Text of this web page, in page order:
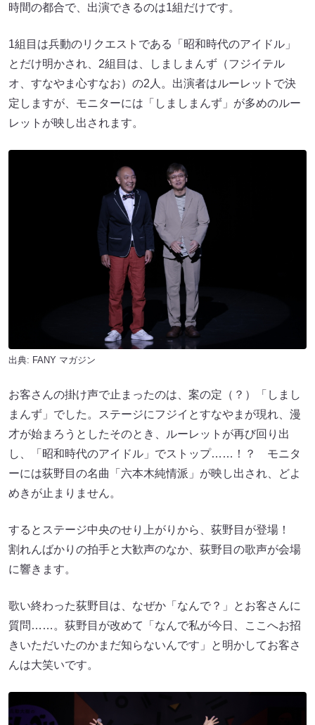
時間の都合で、出演できるのは1組だけです。
1組目は兵動のリクエストである「昭和時代のアイドル」
とだけ明かされ、2組目は、しましまんず（フジイテル
オ、すなやま心すなお）の2人。出演者はルーレットで決
定しますが、モニターには「しましまんず」が多めのルー
レットが映し出されます。
出典: FANY マガジン
お客さんの掛け声で止まったのは、案の定（？）「しまし
まんず」でした。ステージにフジイとすなやまが現れ、漫
才が始まろうとしたそのとき、ルーレットが再び回り出
し、「昭和時代のアイドル」でストップ……！？ モニタ
ーには荻野目の名曲「六本木純情派」が映し出され、どよ
めきが止まりません。
するとステージ中央のせり上がりから、荻野目が登場！
割れんばかりの拍手と大歓声のなか、荻野目の歌声が会場
に響きます。
歌い終わった荻野目は、なぜか「なんで？」とお客さんに
質問……。荻野目が改めて「なんで私が今日、ここへお招
きいただいたのかまだ知らないんです」と明かしてお客さ
んは大笑いです。